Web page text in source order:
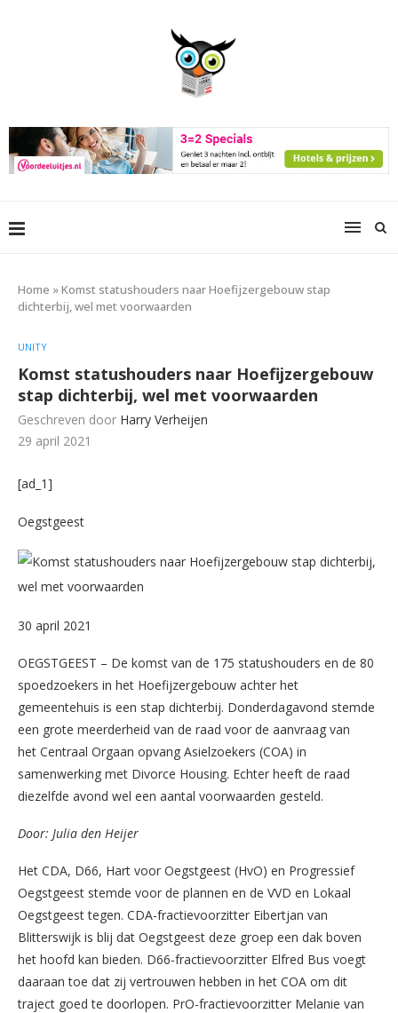
Home »Komst statushouders naar Hoefijzergebouw stap
dichterbij, wel met voorwaarden
UNITY
Komst statushouders naar Hoefijzergebouw
stap dichterbij, wel met voorwaarden
Geschreven door Harry Verheijen
29 april 2021
[ad_1]
Oegstgeest
30 april 2021
OEGSTGEEST – De komst van de 175 statushouders en de 80
spoedzoekers in het Hoefijzergebouw achter het
gemeentehuis is een stap dichterbij. Donderdagavond stemde
een grote meerderheid van de raad voor de aanvraag van
het Centraal Orgaan opvang Asielzoekers (COA) in
samenwerking met Divorce Housing. Echter heeft de raad
diezelfde avond wel een aantal voorwaarden gesteld.
Door: Julia den Heijer
Het CDA, D66, Hart voor Oegstgeest (HvO) en Progressief
Oegstgeest stemde voor de plannen en de VVD en Lokaal
Oegstgeest tegen. CDA-fractievoorzitter Eibertjan van
Blitterswijk is blij dat Oegstgeest deze groep een dak boven
het hoofd kan bieden. D66-fractievoorzitter Elfred Bus voegt
daaraan toe dat zij vertrouwen hebben in het COA om dit
traject goed te doorlopen. PrO-fractievoorzitter Melanie van